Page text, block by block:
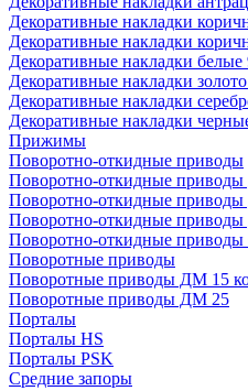
Декоративные накладки
Декоративные накладки
Декоративные накладки белые
Декоративные накладки
Декоративные накладки
Декоративные накладки
Прижимы
Поворотно-откидные приводы
Поворотно-откидные
Поворотно-откидные
Поворотно-откидные
Поворотно-откидные
Поворотные приводы
Поворотные приводы ДМ 15
Поворотные приводы ДМ 25
Порталы
Порталы HS
Порталы PSK
Средние запоры